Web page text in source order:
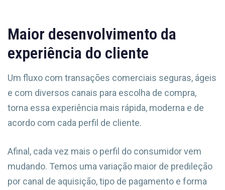
Maior desenvolvimento da
experiência do cliente
Um fluxo com transações comerciais seguras, ágeis
e com diversos canais para escolha de compra,
torna essa experiência mais rápida, moderna e de
acordo com cada perfil de cliente.
Afinal, cada vez mais o perfil do consumidor vem
mudando. Temos uma variação maior de predileção
por canal de aquisição, tipo de pagamento e forma